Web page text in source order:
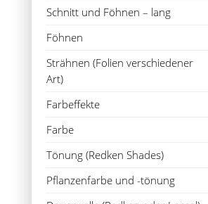
Schnitt und Föhnen – lang
Föhnen
Strähnen (Folien verschiedener
Art)
Farbeffekte
Farbe
Tönung (Redken Shades)
Pflanzenfarbe und -tönung